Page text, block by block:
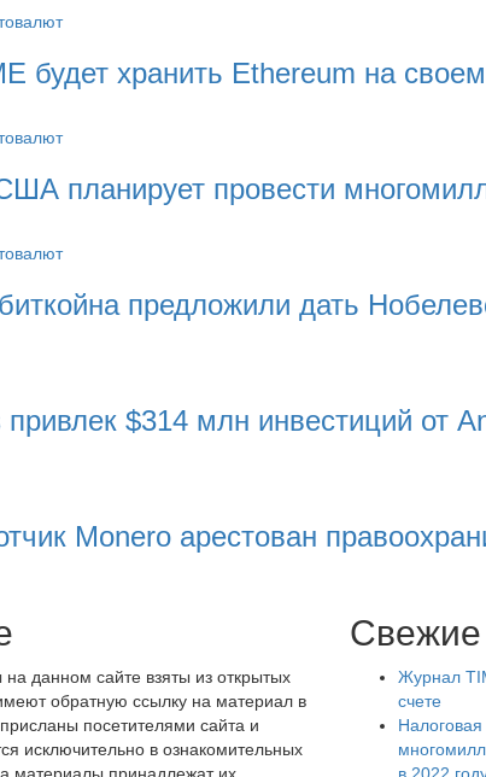
будет хранить Ethereum на
планирует провести
предложили дать
привлек $314 млн инвестиций от
Monero арестован
данном сайте взяты из открытых
обратную ссылку на материал в
посетителями сайта и
исключительно в ознакомительных
Свежие
Журнал
счете